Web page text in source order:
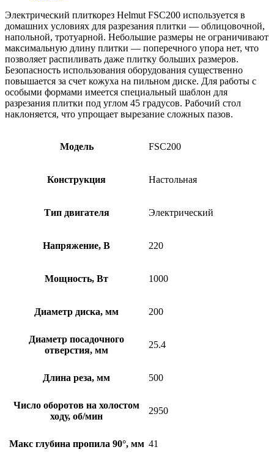
Электрический плиткорез Helmut FSC200 используется в
домашних условиях для разрезания плитки — облицовочной,
напольной, тротуарной. Небольшие размеры не ограничивают
максимальную длину плитки — поперечного упора нет, что
позволяет распиливать даже плитку больших размеров.
Безопасность использования оборудования существенно
повышается за счет кожуха на пильном диске. Для работы с
особыми формами имеется специальный шаблон для
разрезания плитки под углом 45 градусов. Рабочий стол
наклоняется, что упрощает вырезание сложных пазов.
Модель FSC200
Конструкция Настольная
Тип двигателя Электрический
Напряжение, В 220
Мощность, Вт 1000
Диаметр диска, мм 200
Диаметр посадочного
отверстия, мм
25.4
Длина реза, мм 500
Число оборотов на холостом
ходу, об/мин
2950
Макс глубина пропила 90°, мм 41